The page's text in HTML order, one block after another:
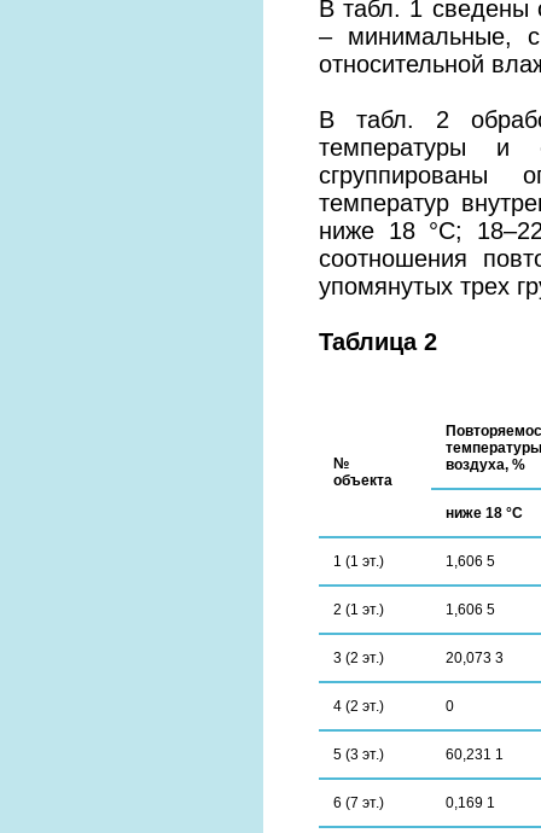
В табл. 1 сведены
– минимальные,
относительной
В табл. 2
температуры и
сгруппированы
температур
ниже 18 °С;
соотношения
упомянутых трех
Таблица 2
№
объекта
воздуха, %
ниже 18 °С
1 (1 эт.) 1,606 5
2 (1 эт.) 1,606 5
3 (2 эт.) 20,073 3
4 (2 эт.) 0
5 (3 эт.) 60,231 1
6 (7 эт.) 0,169 1